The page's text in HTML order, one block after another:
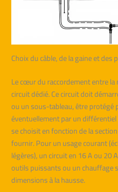
Choix du câble, de la gaine et
Le cœur du raccordement entre la
circuit dédié. Ce circuit doit
ou un sous-tableau, être protégé
éventuellement par un
se choisit en fonction de la
fournir. Pour un usage courant
légères), un circuit en 16 A ou 20
outils puissants ou un chauffage
dimensions à la hausse.